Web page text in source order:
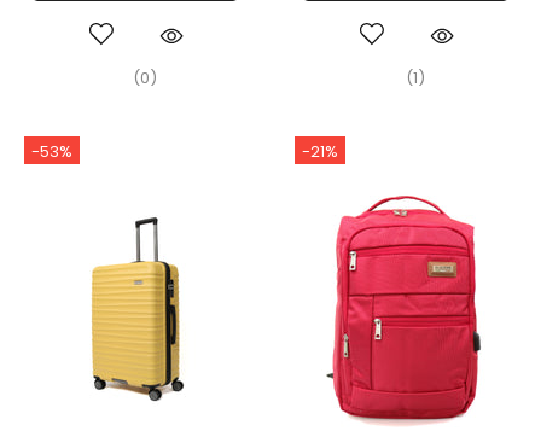
(0) (1)
-53% -21%